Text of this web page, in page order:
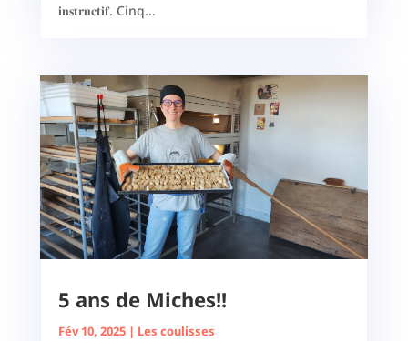
𝐢𝐧𝐬𝐭𝐫𝐮𝐜𝐭𝐢𝐟. Cinq...
5 ans de Miches!!
Fév 10, 2025| Les coulisses